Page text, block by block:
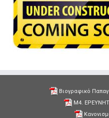
Βιογραφικό
Μ4.